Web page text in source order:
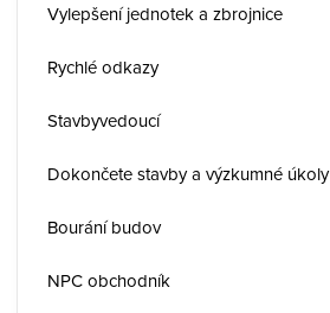
Vylepšení jednotek a zbrojnice
Rychlé odkazy
Stavbyvedoucí
Dokončete stavby a výzkumné úkoly
Bourání budov
NPC obchodník